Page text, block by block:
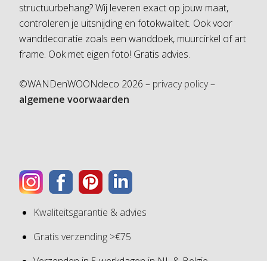
structuurbehang? Wij leveren exact op jouw maat,
controleren je uitsnijding en fotokwaliteit. Ook voor
wanddecoratie zoals een wanddoek, muurcirkel of art
frame. Ook met eigen foto! Gratis advies.
©WANDenWOONdeco 2026 – privacy policy –
algemene voorwaarden
Kwaliteitsgarantie & advies
Gratis verzending >€75